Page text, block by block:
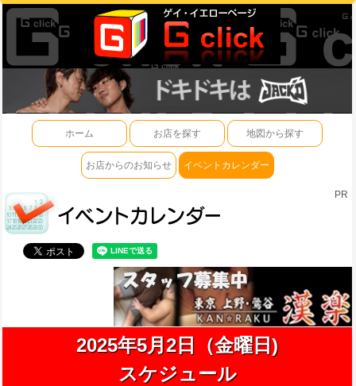
ホーム お店を探す 地図から探す
お店からのお知らせ イベントカレンダー
PR
2025年5月2日（金曜日)
スケジュール